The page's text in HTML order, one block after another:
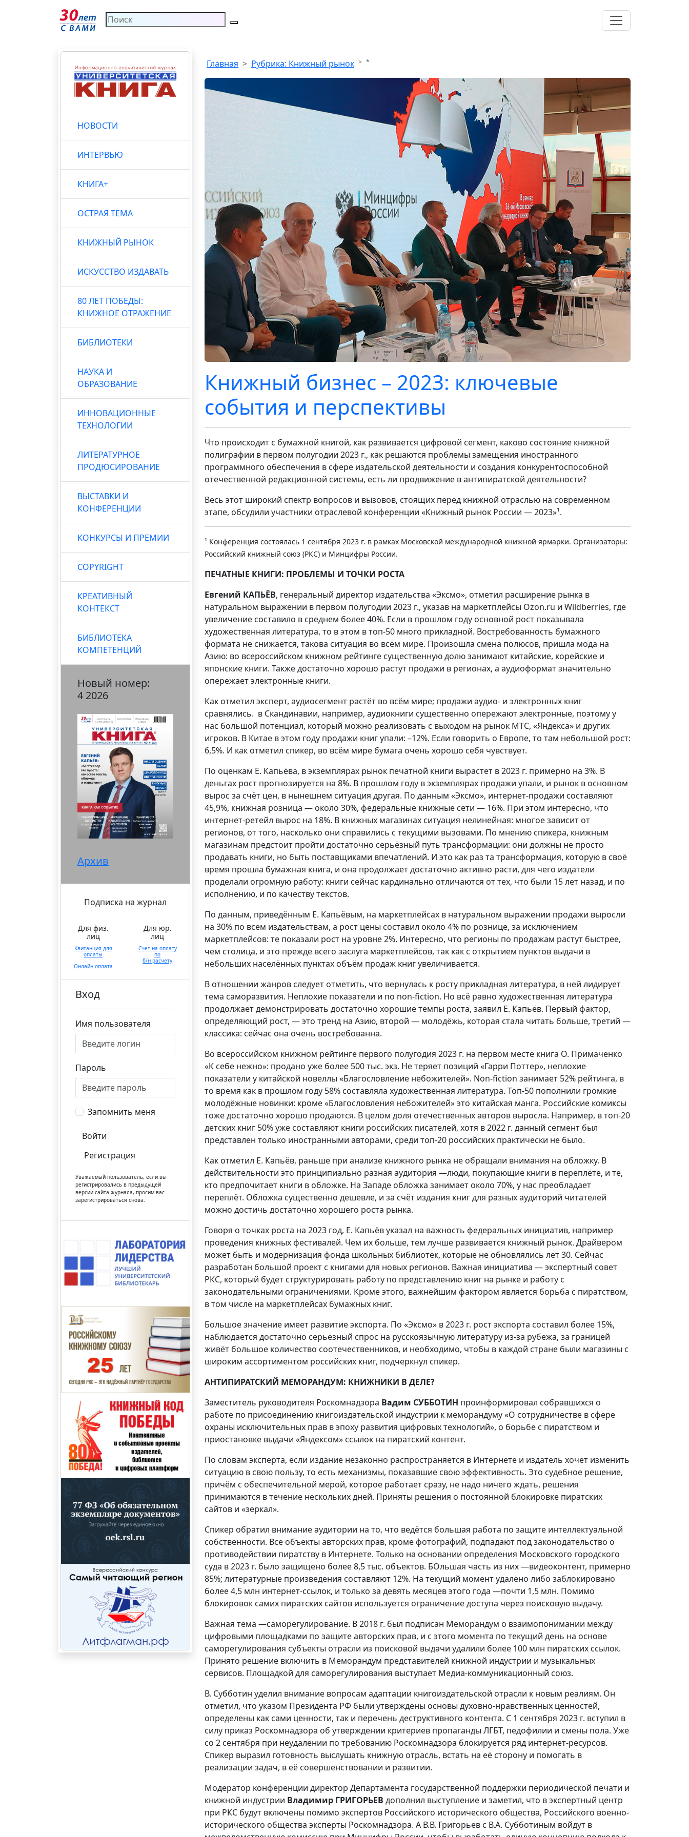
НОВОСТИ
ИНТЕРВЬЮ
КНИГА+
ОСТРАЯ ТЕМА
КНИЖНЫЙ РЫНОК
ИСКУССТВО ИЗДАВАТЬ
80 ЛЕТ ПОБЕДЫ:
КНИЖНОЕ ОТРАЖЕНИЕ
БИБЛИОТЕКИ
НАУКА И
ОБРАЗОВАНИЕ
ИННОВАЦИОННЫЕ
ТЕХНОЛОГИИ
ЛИТЕРАТУРНОЕ
ПРОДЮСИРОВАНИЕ
ВЫСТАВКИ И
КОНФЕРЕНЦИИ
КОНКУРСЫ И ПРЕМИИ
COPYRIGHT
КРЕАТИВНЫЙ
КОНТЕКСТ
БИБЛИОТЕКА
КОМПЕТЕНЦИЙ
Новый номер:
4 2026
Архив
Подписка на журнал
Для физ.
лиц
Квитанция для
оплаты
Онлайн оплата
Для юр.
лиц
Счет на оплату
по
б/н расчету
Вход
Имя пользователя
Пароль
Запомнить меня
Войти
Регистрация
Уважаемый пользователь, если вы
регистрировались в предыдущей
версии сайта журнала, просим вас
зарегистрироваться снова.
Главная Рубрика: Книжный рынок *
Книжный бизнес – 2023: ключевые
события и перспективы
Что происходит с бумажной книгой, как развивается цифровой сегмент, каково состояние книжной
полиграфии в первом полугодии 2023 г., как решаются проблемы замещения иностранного
программного обеспечения в сфере издательской деятельности и создания конкурентоспособной
отечественной редакционной системы, есть ли продвижение в антипиратской деятельности?
Весь этот широкий спектр вопросов и вызовов, стоящих перед книжной отраслью на современном
этапе, обсудили участники отраслевой конференции «Книжный рынок России — 2023»¹.
¹ Конференция состоялась 1 сентября 2023 г. в рамках Московской международной книжной ярмарки. Организаторы:
Российский книжный союз (РКС) и Минцифры России.
ПЕЧАТНЫЕ КНИГИ: ПРОБЛЕМЫ И ТОЧКИ РОСТА
Евгений КАПЬЁВ, генеральный директор издательства «Эксмо», отметил расширение рынка в
натуральном выражении в первом полугодии 2023 г., указав на маркетплейсы Ozon.ru и Wildberries, где
увеличение составило в среднем более 40%. Если в прошлом году основной рост показывала
художественная литература, то в этом в топ-50 много прикладной. Востребованность бумажного
формата не снижается, такова ситуация во всём мире. Произошла смена полюсов, пришла мода на
Азию: во всероссийском книжном рейтинге существенную долю занимают китайские, корейские и
японские книги. Также достаточно хорошо растут продажи в регионах, а аудиоформат значительно
опережает электронные книги.
Как отметил эксперт, аудиосегмент растёт во всём мире; продажи аудио- и электронных книг
сравнялись. в Скандинавии, например, аудиокниги существенно опережают электронные, поэтому у
нас большой потенциал, который можно реализовать с выходом на рынок МТС, «Яндекса» и других
игроков. В Китае в этом году продажи книг упали: –12%. Если говорить о Европе, то там небольшой рост:
6,5%. И как отметил спикер, во всём мире бумага очень хорошо себя чувствует.
По оценкам Е. Капьёва, в экземплярах рынок печатной книги вырастет в 2023 г. примерно на 3%. В
деньгах рост прогнозируется на 8%. В прошлом году в экземплярах продажи упали, и рынок в основном
вырос за счёт цен, в нынешнем ситуация другая. По данным «Эксмо», интернет-продажи составляют
45,9%, книжная розница — около 30%, федеральные книжные сети — 16%. При этом интересно, что
интернет-ретейл вырос на 18%. В книжных магазинах ситуация нелинейная: многое зависит от
регионов, от того, насколько они справились с текущими вызовами. По мнению спикера, книжным
магазинам предстоит пройти достаточно серьёзный путь трансформации: они должны не просто
продавать книги, но быть поставщиками впечатлений. И это как раз та трансформация, которую в своё
время прошла бумажная книга, и она продолжает достаточно активно расти, для чего издатели
проделали огромную работу: книги сейчас кардинально отличаются от тех, что были 15 лет назад, и по
исполнению, и по качеству текстов.
По данным, приведённым Е. Капьёвым, на маркетплейсах в натуральном выражении продажи выросли
на 30% по всем издательствам, а рост цены составил около 4% по рознице, за исключением
маркетплейсов: те показали рост на уровне 2%. Интересно, что регионы по продажам растут быстрее,
чем столица, и это прежде всего заслуга маркетплейсов, так как с открытием пунктов выдачи в
небольших населённых пунктах объём продаж книг увеличивается.
В отношении жанров следует отметить, что вернулась к росту прикладная литература, в ней лидирует
тема саморазвития. Неплохие показатели и по non-fiction. Но всё равно художественная литература
продолжает демонстрировать достаточно хорошие темпы роста, заявил Е. Капьёв. Первый фактор,
определяющий рост, — это тренд на Азию, второй — молодёжь, которая стала читать больше, третий —
классика: сейчас она очень востребованна.
Во всероссийском книжном рейтинге первого полугодия 2023 г. на первом месте книга О. Примаченко
«К себе нежно»: продано уже более 500 тыс. экз. Не теряет позиций «Гарри Поттер», неплохие
показатели у китайской новеллы «Благословление небожителей». Non-fiction занимает 52% рейтинга, в
то время как в прошлом году 58% составляла художественная литература. Топ-50 пополнили громкие
молодёжные новинки: кроме «Благословления небожителей» это китайская манга. Российские комиксы
тоже достаточно хорошо продаются. В целом доля отечественных авторов выросла. Например, в топ-20
детских книг 50% уже составляют книги российских писателей, хотя в 2022 г. данный сегмент был
представлен только иностранными авторами, среди топ-20 российских практически не было.
Как отметил Е. Капьёв, раньше при анализе книжного рынка не обращали внимания на обложку. В
действительности это принципиально разная аудитория —люди, покупающие книги в переплёте, и те,
кто предпочитает книги в обложке. На Западе обложка занимает около 70%, у нас преобладает
переплёт. Обложка существенно дешевле, и за счёт издания книг для разных аудиторий читателей
можно достичь достаточно хорошего роста рынка.
Говоря о точках роста на 2023 год, Е. Капьёв указал на важность федеральных инициатив, например
проведения книжных фестивалей. Чем их больше, тем лучше развивается книжный рынок. Драйвером
может быть и модернизация фонда школьных библиотек, которые не обновлялись лет 30. Сейчас
разработан большой проект с книгами для новых регионов. Важная инициатива — экспертный совет
РКС, который будет структурировать работу по представлению книг на рынке и работу с
законодательными ограничениями. Кроме этого, важнейшим фактором является борьба с пиратством,
в том числе на маркетплейсах бумажных книг.
Большое значение имеет развитие экспорта. По «Эксмо» в 2023 г. рост экспорта составил более 15%,
наблюдается достаточно серьёзный спрос на русскоязычную литературу из-за рубежа, за границей
живёт большое количество соотечественников, и необходимо, чтобы в каждой стране были магазины с
широким ассортиментом российских книг, подчеркнул спикер.
АНТИПИРАТСКИЙ МЕМОРАНДУМ: КНИЖНИКИ В ДЕЛЕ?
Заместитель руководителя Роскомнадзора Вадим СУББОТИН проинформировал собравшихся о
работе по присоединению книгоиздательской индустрии к меморандуму «О сотрудничестве в сфере
охраны исключительных прав в эпоху развития цифровых технологий», о борьбе с пиратством и
приостановке выдачи «Яндексом» ссылок на пиратский контент.
По словам эксперта, если издание незаконно распространяется в Интернете и издатель хочет изменить
ситуацию в свою пользу, то есть механизмы, показавшие свою эффективность. Это судебное решение,
причём с обеспечительной мерой, которое работает сразу, не надо ничего ждать, решения
принимаются в течение нескольких дней. Приняты решения о постоянной блокировке пиратских
сайтов и «зеркал».
Спикер обратил внимание аудитории на то, что ведётся большая работа по защите интеллектуальной
собственности. Все объекты авторских прав, кроме фотографий, подпадают под законодательство о
противодействии пиратству в Интернете. Только на основании определения Московского городского
суда в 2023 г. было защищено более 8,5 тыс. объектов. БОльшая часть из них —видеоконтент, примерно
85%; литературные произведения составляют 12%. На текущий момент удалено либо заблокировано
более 4,5 млн интернет-ссылок, и только за девять месяцев этого года —почти 1,5 млн. Помимо
блокировок самих пиратских сайтов используется ограничение доступа через поисковую выдачу.
Важная тема —саморегулирование. В 2018 г. был подписан Меморандум о взаимопонимании между
цифровыми площадками по защите авторских прав, и с этого момента по текущий день на основе
саморегулирования субъекты отрасли из поисковой выдачи удалили более 100 млн пиратских ссылок.
Принято решение включить в Меморандум представителей книжной индустрии и музыкальных
сервисов. Площадкой для саморегулирования выступает Медиа-коммуникационный союз.
В. Субботин уделил внимание вопросам адаптации книгоиздательской отрасли к новым реалиям. Он
отметил, что указом Президента РФ были утверждены основы духовно-нравственных ценностей,
определены как сами ценности, так и перечень деструктивного контента. С 1 сентября 2023 г. вступил в
силу приказ Роскомнадзора об утверждении критериев пропаганды ЛГБТ, педофилии и смены пола. Уже
со 2 сентября при неудалении по требованию Роскомнадзора блокируется ряд интернет-ресурсов.
Спикер выразил готовность выслушать книжную отрасль, встать на её сторону и помогать в
реализации задач, в её совершенствовании и развитии.
Модератор конференции директор Департамента государственной поддержки периодической печати и
книжной индустрии Владимир ГРИГОРЬЕВ дополнил выступление и заметил, что в экспертный центр
при РКС будут включены помимо экспертов Российского исторического общества, Российского военно-
исторического общества эксперты Роскомнадзора. А В.В. Григорьев с В.А. Субботиным войдут в